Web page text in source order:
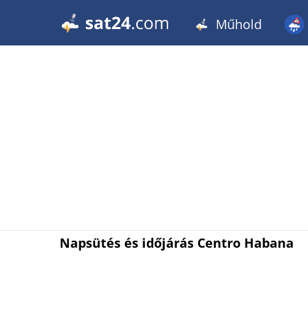
Műhold
Napsütés és időjárás Centro Habana